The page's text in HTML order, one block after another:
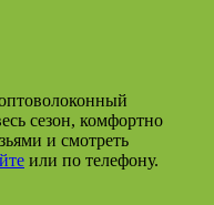
сезон, комфортно
и смотреть
или по телефону.